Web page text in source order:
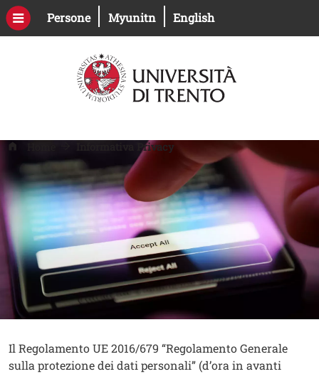
Salta al contenuto principale
PersoneApri il link in una nuova finestra
MyunitnApri il link in una nuova
English
Informativa Privacy
Contenuto
Testo
Il Regolamento UE 2016/679 “Regolamento Generale
sulla protezione dei dati personali” (d’ora in avanti